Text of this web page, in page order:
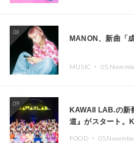
08
MANON、新曲「
MUSIC ・
09
KAWAII LAB.の新
道』がスタート。
FOOD ・